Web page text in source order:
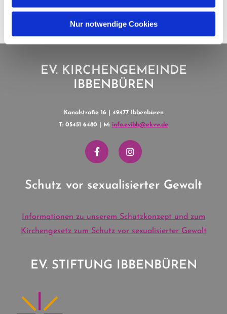
Nur notwendige Cookies
EV. KIRCHENGEMEINDE
IBBENBÜREN
Kanalstraße 16 | 49477 Ibbenbüren
T: 05451 6480 | M: info.evibb@ekvw.de
Schutz vor sexualisierter Gewalt
Informationen zu unserem Schutzkonzept und zum
Kirchengesetz zum Schutz vor sexualisierter Gewalt
EV. STIFTUNG IBBENBÜREN